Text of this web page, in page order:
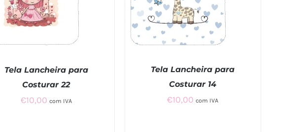
ADICIONAR /
QUICK
Tela Lancheira para
Costurar 22
€10,00 com IVA ADICIONAR / QUICK VIEW
Tela Lancheira para
Costurar 14
€10,00 com IVA